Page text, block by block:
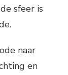
sfeer is
naar
en